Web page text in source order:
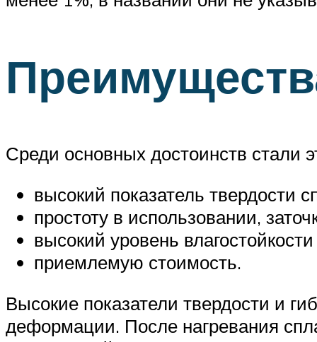
Среди основных достоинств стали
высокий показатель твердости
простоту в использовании,
высокий уровень
приемлемую стоимость.
Высокие показатели твердости и
деформации. После нагревания